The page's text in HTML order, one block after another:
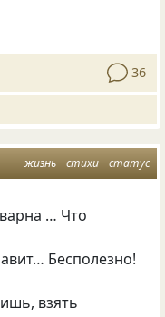
36
жизнь стихи статус
… Что
Бесполезно!
взять